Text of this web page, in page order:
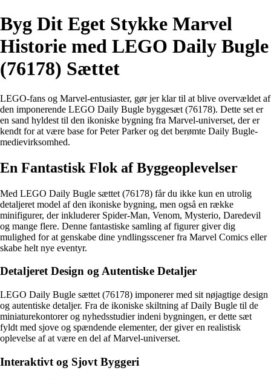
Byg Dit Eget Stykke Marvel
Historie med LEGO Daily Bugle
(76178) Sættet
LEGO-fans og Marvel-entusiaster, gør jer klar til at blive overvældet af
den imponerende LEGO Daily Bugle byggesæt (76178). Dette set er
en sand hyldest til den ikoniske bygning fra Marvel-universet, der er
kendt for at være base for Peter Parker og det berømte Daily Bugle-
medievirksomhed.
En Fantastisk Flok af Byggeoplevelser
Med LEGO Daily Bugle sættet (76178) får du ikke kun en utrolig
detaljeret model af den ikoniske bygning, men også en række
minifigurer, der inkluderer Spider-Man, Venom, Mysterio, Daredevil
og mange flere. Denne fantastiske samling af figurer giver dig
mulighed for at genskabe dine yndlingsscener fra Marvel Comics eller
skabe helt nye eventyr.
Detaljeret Design og Autentiske Detaljer
LEGO Daily Bugle sættet (76178) imponerer med sit nøjagtige design
og autentiske detaljer. Fra de ikoniske skiltning af Daily Bugle til de
miniaturekontorer og nyhedsstudier indeni bygningen, er dette sæt
fyldt med sjove og spændende elementer, der giver en realistisk
oplevelse af at være en del af Marvel-universet.
Interaktivt og Sjovt Byggeri